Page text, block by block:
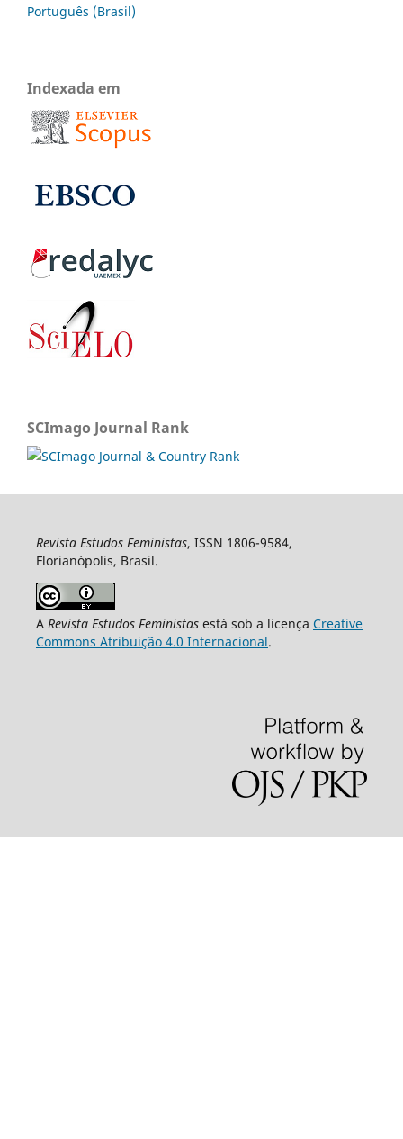
Português (Brasil)
Indexada em
SCImago Journal Rank
Revista Estudos Feministas, ISSN 1806-9584,
Florianópolis, Brasil.
A Revista Estudos Feministasestá sob a licença Creative
Commons Atribuição 4.0 Internacional.